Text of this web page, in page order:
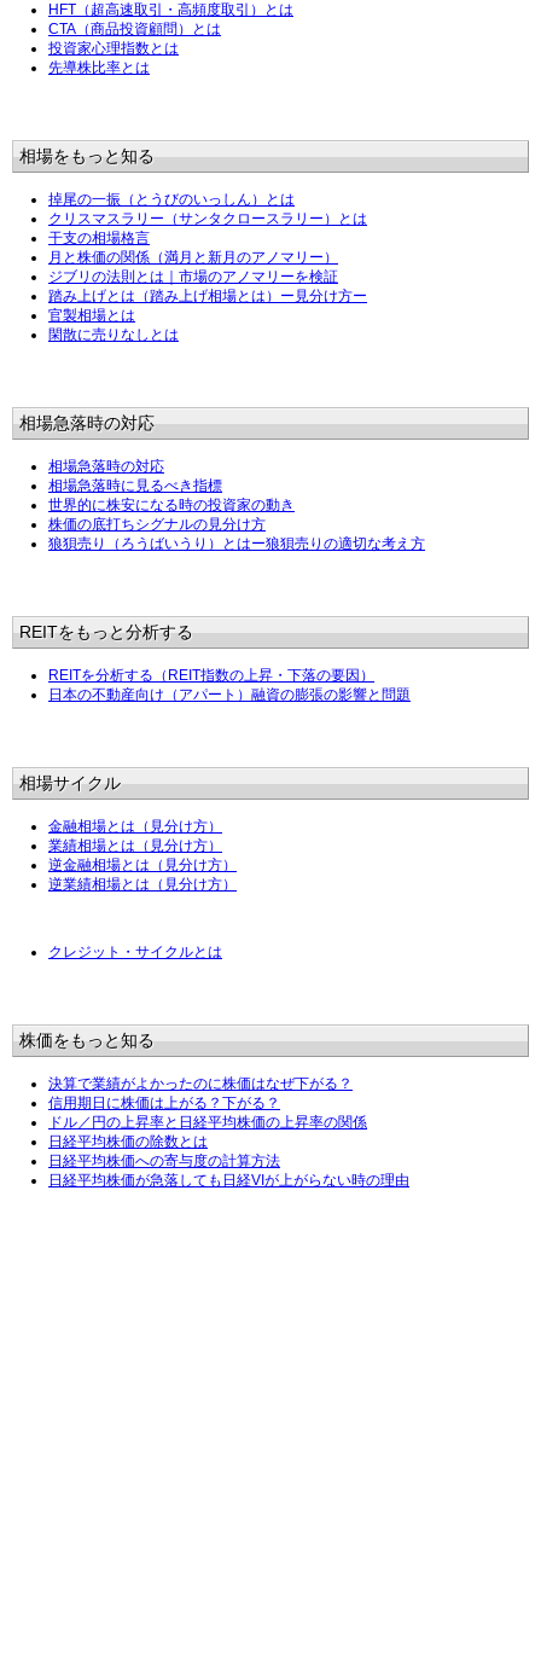
HFT（超高速取引・高頻度取引）とは
CTA（商品投資顧問）とは
投資家心理指数とは
先導株比率とは
相場をもっと知る
掉尾の一振（とうびのいっしん）とは
クリスマスラリー（サンタクロースラリー）とは
干支の相場格言
月と株価の関係（満月と新月のアノマリー）
ジブリの法則とは｜市場のアノマリーを検証
踏み上げとは（踏み上げ相場とは）ー見分け方ー
官製相場とは
閑散に売りなしとは
相場急落時の対応
相場急落時の対応
相場急落時に見るべき指標
世界的に株安になる時の投資家の動き
株価の底打ちシグナルの見分け方
狼狽売り（ろうばいうり）とはー狼狽売りの適切な考え方
REITをもっと分析する
REITを分析する（REIT指数の上昇・下落の要因）
日本の不動産向け（アパート）融資の膨張の影響と問題
相場サイクル
金融相場とは（見分け方）
業績相場とは（見分け方）
逆金融相場とは（見分け方）
逆業績相場とは（見分け方）
クレジット・サイクルとは
株価をもっと知る
決算で業績がよかったのに株価はなぜ下がる？
信用期日に株価は上がる？下がる？
ドル／円の上昇率と日経平均株価の上昇率の関係
日経平均株価の除数とは
日経平均株価への寄与度の計算方法
日経平均株価が急落しても日経VIが上がらない時の理由